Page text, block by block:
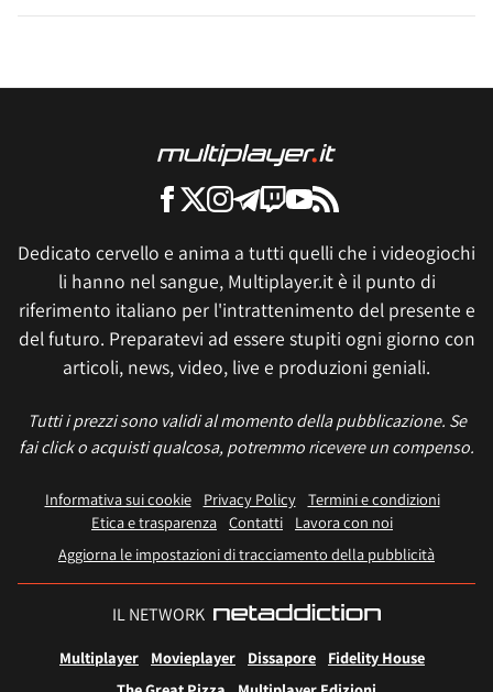
Dedicato cervello e anima a tutti quelli che i videogiochi
li hanno nel sangue, Multiplayer.it è il punto di
riferimento italiano per l'intrattenimento del presente e
del futuro. Preparatevi ad essere stupiti ogni giorno con
articoli, news, video, live e produzioni geniali.
Tutti i prezzi sono validi al momento della pubblicazione. Se
fai click o acquisti qualcosa, potremmo ricevere un compenso.
Informativa sui cookie Privacy Policy
Termini e condizioni
Etica e trasparenza Contatti
Lavora con noi
Aggiorna le impostazioni di tracciamento della pubblicità
IL NETWORK
Multiplayer Movieplayer Dissapore
Fidelity House